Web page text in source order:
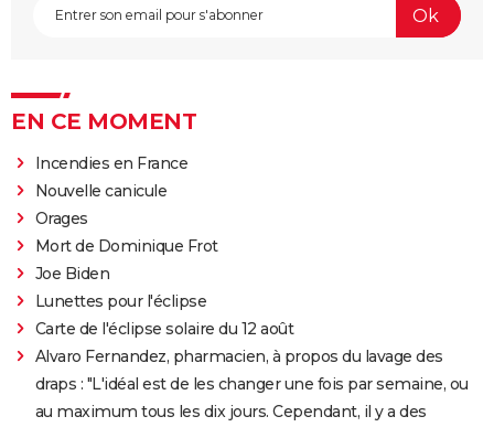
EN CE MOMENT
Incendies en France
Nouvelle canicule
Orages
Mort de Dominique Frot
Joe Biden
Lunettes pour l'éclipse
Carte de l'éclipse solaire du 12 août
Alvaro Fernandez, pharmacien, à propos du lavage des
draps : "L'idéal est de les changer une fois par semaine, ou
au maximum tous les dix jours. Cependant, il y a des